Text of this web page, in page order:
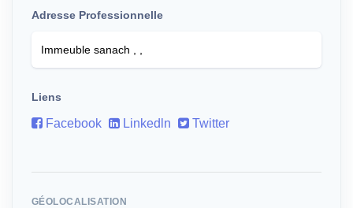
Adresse Professionnelle
Liens
Facebook Linkedln Twitter
GÉOLOCALISATION